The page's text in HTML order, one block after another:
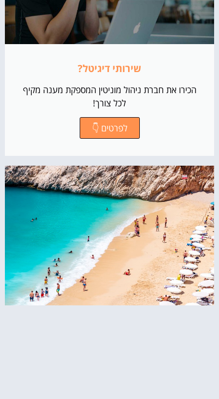
שירותי דיגיטל?
הכירו את חברת ניהול מוניטין המספקת מענה מקיף
לכל צורך!
לפרטים 👇